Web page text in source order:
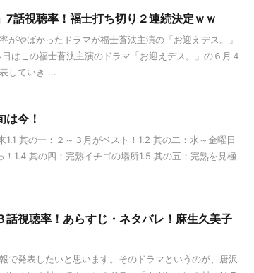
7話視聴率！福士打ち切り２連続決定ｗｗ
がやばかったドラマが福士蒼汰主演の「お迎えデス。」
はこの福士蒼汰主演のドラマ「お迎えデス。」の６月４
していき ...
は今！
1.1 其の一：２～３月がベスト！1.2 其の二：水～金曜日
！1.4 其の四：完熟イチゴの場所1.5 其の五：完熟を見極
話視聴率！あらすじ・ネタバレ！麻生久美子
で発表したいと思います。そのドラマというのが、唐沢